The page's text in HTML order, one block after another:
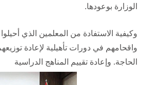
الوزارة بوعودها.
وكيفية الاستفادة من المعلمين الذي
واقحامهم في دورات تأهيلية لإعادة
الحاجة. وإعادة تقييم المناهج الدراسية